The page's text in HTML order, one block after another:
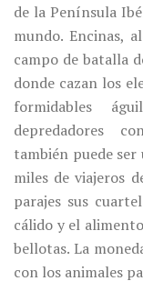
de la Península
mundo. Encinas,
campo de batalla
donde cazan los
formidables
depredadores
también puede ser
miles de viajeros
parajes sus
cálido y el
bellotas. La
con los animales